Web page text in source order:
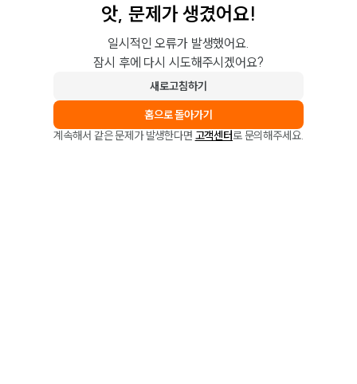
앗, 문제가 생겼어요!
일시적인 오류가 발생했어요.
잠시 후에 다시 시도해주시겠어요?
새로고침하기
홈으로 돌아가기
계속해서 같은 문제가 발생한다면 고객센터로 문의해주세요.